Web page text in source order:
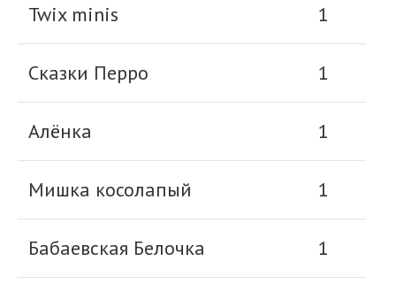
Twix minis 1
Сказки Перро 1
Алёнка 1
Мишка косолапый 1
Бабаевская Белочка 1